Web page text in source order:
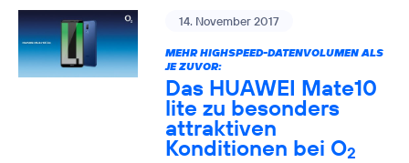
14. November 2017
MEHR HIGHSPEED-DATENVOLUMEN ALS
JE ZUVOR:
Das HUAWEI Mate10
lite zu besonders
attraktiven
Konditionen bei O2